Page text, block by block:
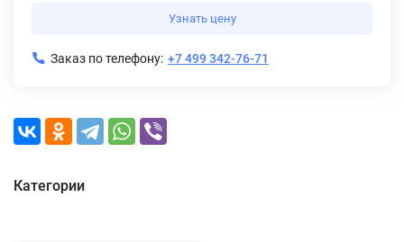
Узнать цену
Заказ по телефону: +7 499 342-76-71
Категории